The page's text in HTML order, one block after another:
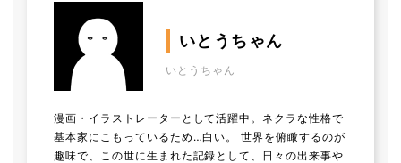
いとうちゃん
いとうちゃん
漫画・イラストレーターとして活躍中。ネクラな性格で
基本家にこもっているため…白い。 世界を俯瞰するのが
趣味で、この世に生まれた記録として、日々の出来事や